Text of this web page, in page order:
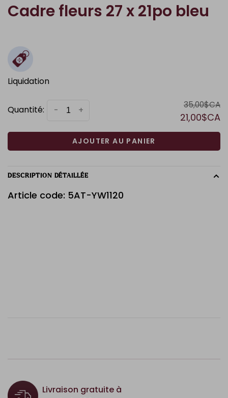
Cadre fleurs 27 x 21po bleu
Liquidation
Quantité: +
- 35,00$CA
21,00$CA
AJOUTER AU PANIER
DESCRIPTION DÉTAILLÉE
Article code: 5AT-YW1120
Livraison gratuite à